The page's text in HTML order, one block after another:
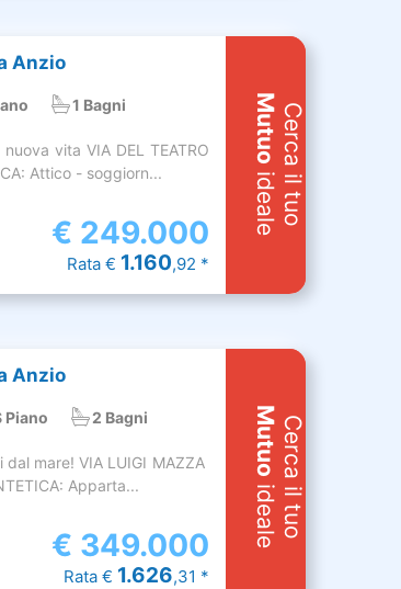
Anzio
1 Bagni
vita VIA DEL TEATRO
Attico - soggiorn...
€ 249.000
Rata € 1.160,92 *
Cerca il tuo
Mutuo
ideale
Anzio
Piano 2 Bagni
mare! VIA LUIGI MAZZA 
Apparta...
€ 349.000
Rata € 1.626,31 *
Cerca il tuo
Mutuo
ideale